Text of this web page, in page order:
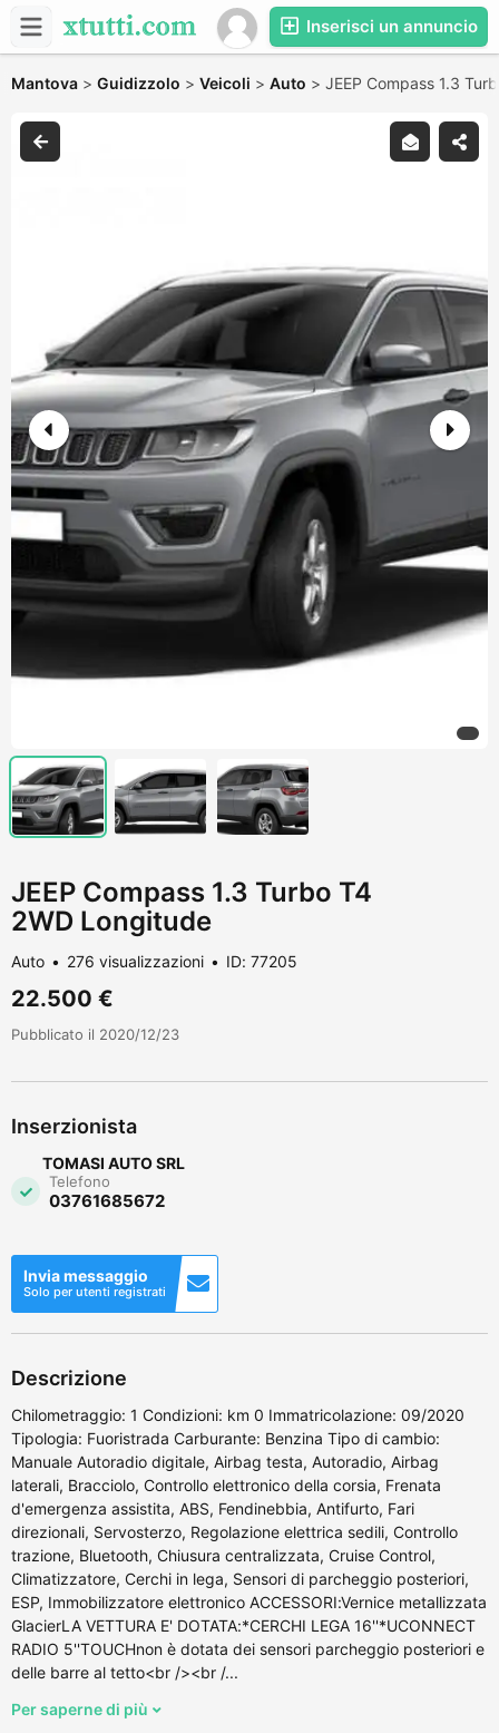
Inserisci un annuncio
Mantova > Guidizzolo > Veicoli > Auto > JEEP Compass 1.3
JEEP Compass 1.3 Turbo T4
2WD Longitude
Auto 276 visualizzazioni ID: 77205
22.500 €
Pubblicato il 2020/12/23
Inserzionista
TOMASI AUTO SRL
Telefono
03761685672
Invia messaggio
Solo per utenti registrati
Descrizione
Chilometraggio: 1 Condizioni: km 0 Immatricolazione: 09/2020
Tipologia: Fuoristrada Carburante: Benzina Tipo di cambio:
Manuale Autoradio digitale, Airbag testa, Autoradio, Airbag
laterali, Bracciolo, Controllo elettronico della corsia, Frenata
d'emergenza assistita, ABS, Fendinebbia, Antifurto, Fari
direzionali, Servosterzo, Regolazione elettrica sedili, Controllo
trazione, Bluetooth, Chiusura centralizzata, Cruise Control,
Climatizzatore, Cerchi in lega, Sensori di parcheggio posteriori,
ESP, Immobilizzatore elettronico ACCESSORI:Vernice metallizzata
GlacierLA VETTURA E' DOTATA:*CERCHI LEGA 16''*UCONNECT
RADIO 5''TOUCHnon è dotata dei sensori parcheggio posteriori e
delle barre al tetto<br /><br /...
Per saperne di più